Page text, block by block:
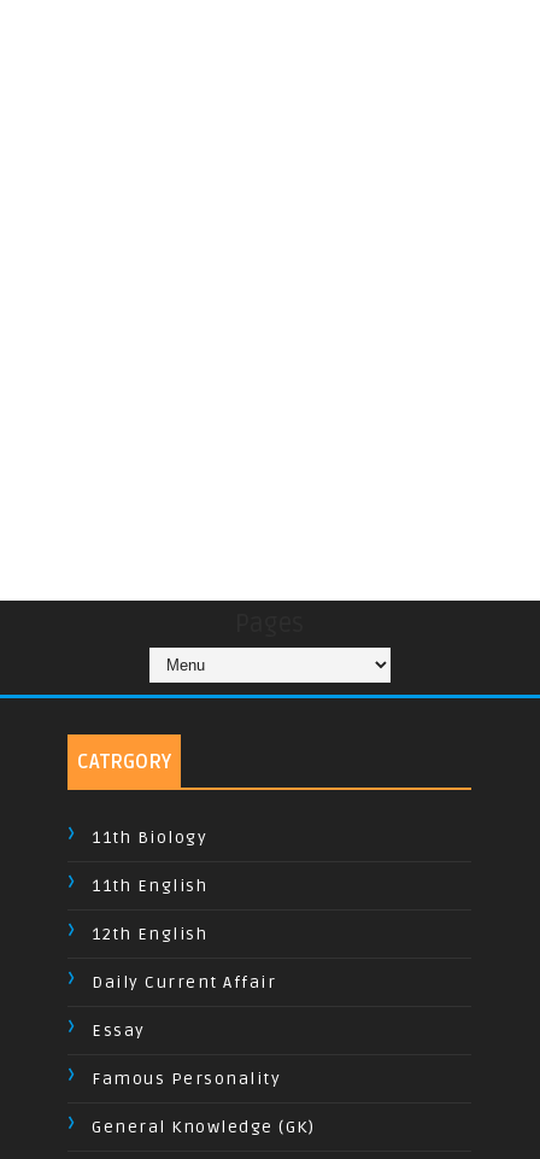
CATRGORY
11th Biology
11th English
12th English
Daily Current Affair
Essay
Famous Personality
General Knowledge (GK)